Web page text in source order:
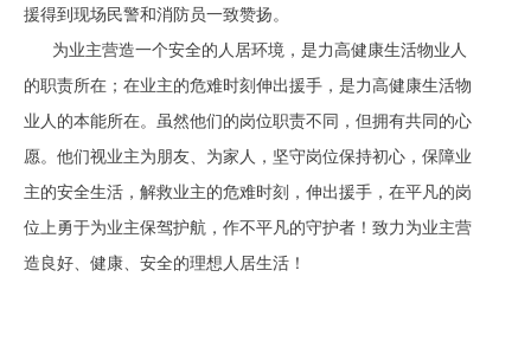
援得到现场民警和消防员一致赞扬。
为业主营造一个安全的人居环境，是力高健康生活物业人
的职责所在；在业主的危难时刻伸出援手，是力高健康生活物
业人的本能所在。虽然他们的岗位职责不同，但拥有共同的心
愿。他们视业主为朋友、为家人，坚守岗位保持初心，保障业
主的安全生活，解救业主的危难时刻，伸出援手，在平凡的岗
位上勇于为业主保驾护航，作不平凡的守护者！致力为业主营
造良好、健康、安全的理想人居生活！